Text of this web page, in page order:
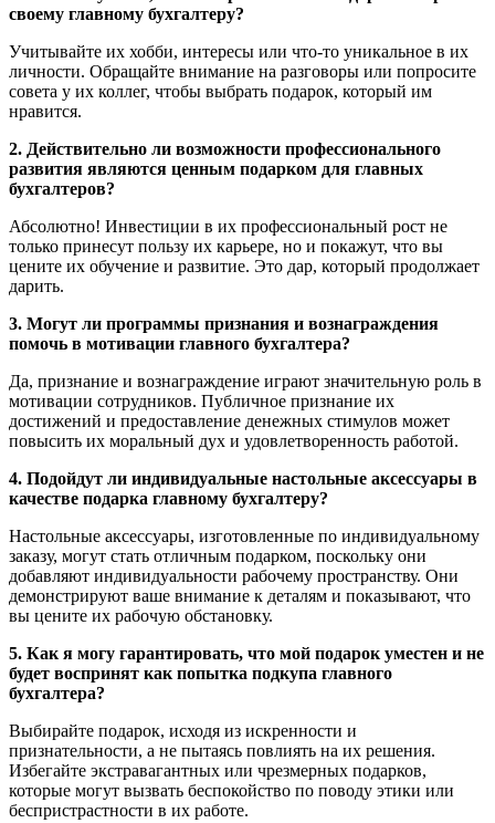
своему главному бухгалтеру?
Учитывайте их хобби, интересы или что-то уникальное в их
личности. Обращайте внимание на разговоры или попросите
совета у их коллег, чтобы выбрать подарок, который им
нравится.
2. Действительно ли возможности профессионального
развития являются ценным подарком для главных
бухгалтеров?
Абсолютно! Инвестиции в их профессиональный рост не
только принесут пользу их карьере, но и покажут, что вы
цените их обучение и развитие. Это дар, который продолжает
дарить.
3. Могут ли программы признания и вознаграждения
помочь в мотивации главного бухгалтера?
Да, признание и вознаграждение играют значительную роль в
мотивации сотрудников. Публичное признание их
достижений и предоставление денежных стимулов может
повысить их моральный дух и удовлетворенность работой.
4. Подойдут ли индивидуальные настольные аксессуары в
качестве подарка главному бухгалтеру?
Настольные аксессуары, изготовленные по индивидуальному
заказу, могут стать отличным подарком, поскольку они
добавляют индивидуальности рабочему пространству. Они
демонстрируют ваше внимание к деталям и показывают, что
вы цените их рабочую обстановку.
5. Как я могу гарантировать, что мой подарок уместен и не
будет воспринят как попытка подкупа главного
бухгалтера?
Выбирайте подарок, исходя из искренности и
признательности, а не пытаясь повлиять на их решения.
Избегайте экстравагантных или чрезмерных подарков,
которые могут вызвать беспокойство по поводу этики или
беспристрастности в их работе.